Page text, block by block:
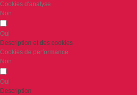
Cookies d'analyse
Non
Oui
Description et des cookies
Cookies de performance
Non
Oui
Description